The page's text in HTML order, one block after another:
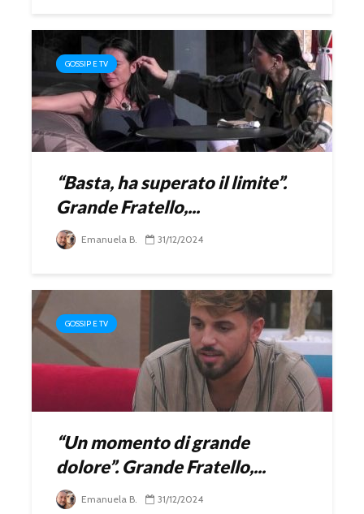
GOSSIP E TV
“Basta, ha superato il limite”.
Grande Fratello,...
Emanuela B. 31/12/2024
GOSSIP E TV
“Un momento di grande
dolore”. Grande Fratello,...
Emanuela B. 31/12/2024